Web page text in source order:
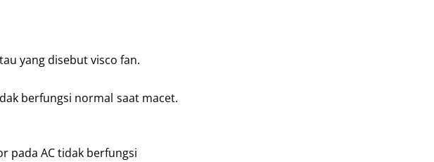
yang disebut visco fan.
berfungsi normal saat macet.
pada AC tidak berfungsi